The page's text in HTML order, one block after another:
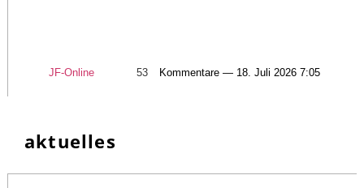
JF-Online 53 Kommentare — 18. Juli 2026 7:05
aktuelles